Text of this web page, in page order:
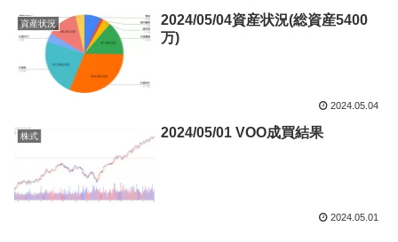
資産状況
2024/05/04資産状況(総資産5400
万)
2024.05.04
株式 2024/05/01 VOO成買結果
2024.05.01